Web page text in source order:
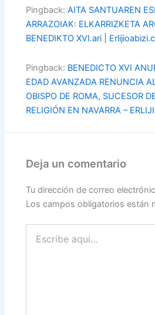
Pingback:AITA SANTUAREN
ARRAZOIAK: ELKARRIZKETA
BENEDIKTO XVI.ari |
Pingback: BENEDICTO XVI
EDAD AVANZADA RENUNCIA
OBISPO DE ROMA, SUCESOR
RELIGIÓN EN NAVARRA –
Deja un comentario
Tu dirección de correo
Los campos obligatorios están
aquí...